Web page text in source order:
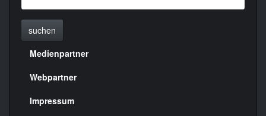
suchen
Menülinks
rechte
Seite
Medienpartner
Webpartner
Impressum